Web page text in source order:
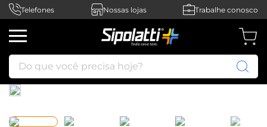
Telefones Nossas lojas Trabalhe conosco
Do que você precisa hoje?